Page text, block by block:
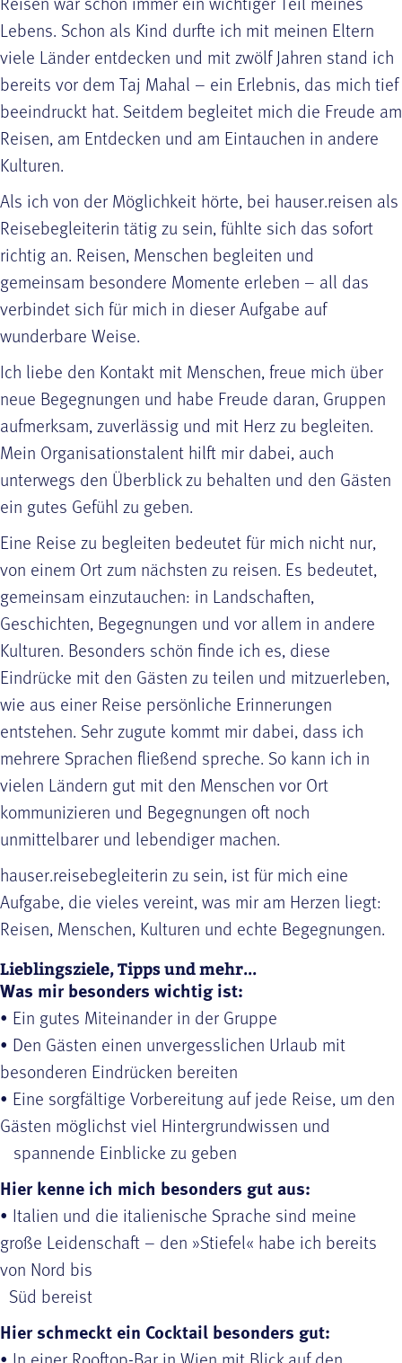
Lebens. Schon als Kind durfte ich mit meinen Eltern
viele Länder entdecken und mit zwölf Jahren stand ich
bereits vor dem Taj Mahal – ein Erlebnis, das mich tief
beeindruckt hat. Seitdem begleitet mich die Freude am
Reisen, am Entdecken und am Eintauchen in andere
Kulturen.
Als ich von der Möglichkeit hörte, bei hauser.reisen als
Reisebegleiterin tätig zu sein, fühlte sich das sofort
richtig an. Reisen, Menschen begleiten und
gemeinsam besondere Momente erleben – all das
verbindet sich für mich in dieser Aufgabe auf
wunderbare Weise.
Ich liebe den Kontakt mit Menschen, freue mich über
neue Begegnungen und habe Freude daran, Gruppen
aufmerksam, zuverlässig und mit Herz zu begleiten.
Mein Organisationstalent hilft mir dabei, auch
unterwegs den Überblick zu behalten und den Gästen
ein gutes Gefühl zu geben.
Eine Reise zu begleiten bedeutet für mich nicht nur,
von einem Ort zum nächsten zu reisen. Es bedeutet,
gemeinsam einzutauchen: in Landschaften,
Geschichten, Begegnungen und vor allem in andere
Kulturen. Besonders schön finde ich es, diese
Eindrücke mit den Gästen zu teilen und mitzuerleben,
wie aus einer Reise persönliche Erinnerungen
entstehen. Sehr zugute kommt mir dabei, dass ich
mehrere Sprachen fließend spreche. So kann ich in
vielen Ländern gut mit den Menschen vor Ort
kommunizieren und Begegnungen oft noch
unmittelbarer und lebendiger machen.
hauser.reisebegleiterin zu sein, ist für mich eine
Aufgabe, die vieles vereint, was mir am Herzen liegt:
Reisen, Menschen, Kulturen und echte Begegnungen.
Lieblingsziele, Tipps und mehr...
Was mir besonders wichtig ist:
• Ein gutes Miteinander in der Gruppe
• Den Gästen einen unvergesslichen Urlaub mit
besonderen Eindrücken bereiten
• Eine sorgfältige Vorbereitung auf jede Reise, um den
Gästen möglichst viel Hintergrundwissen und
spannende Einblicke zu geben
Hier kenne ich mich besonders gut aus:
• Italien und die italienische Sprache sind meine
große Leidenschaft – den »Stiefel« habe ich bereits
von Nord bis
Süd bereist
Hier schmeckt ein Cocktail besonders gut: